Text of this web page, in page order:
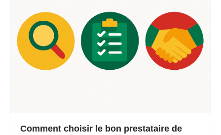
Comment choisir le bon prestataire de